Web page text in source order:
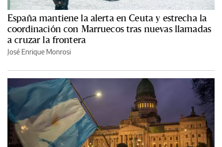
España mantiene la alerta en Ceuta y estrecha la
coordinación con Marruecos tras nuevas llamadas
a cruzar la frontera
José Enrique Monrosi